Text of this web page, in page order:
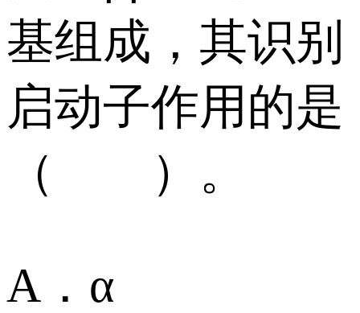
基组成，其识别
启动子作用的是
（ ）。
A．α